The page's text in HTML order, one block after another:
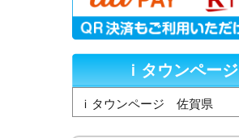
ｉタウンページ
ｉタウンページ 佐賀県